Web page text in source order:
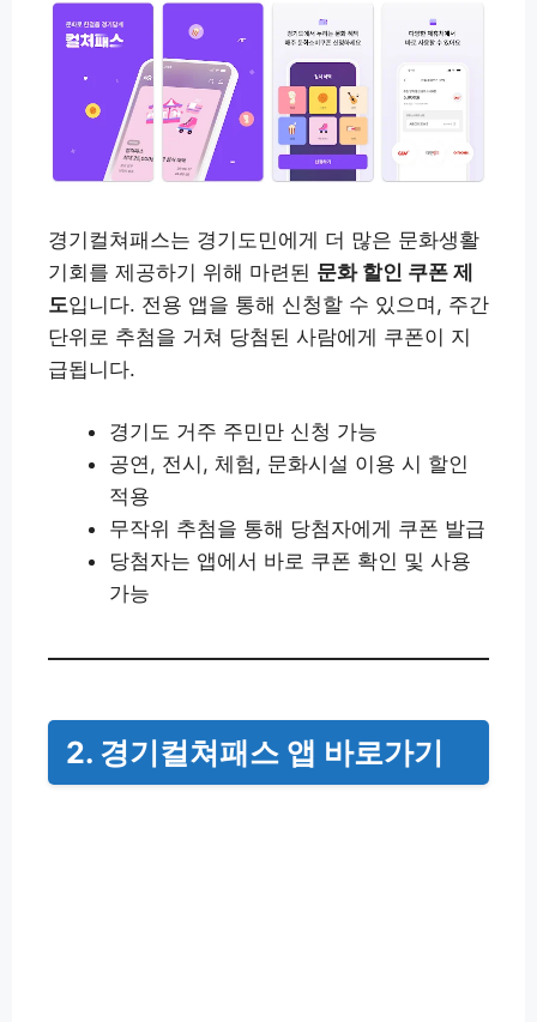
경기컬쳐패스는 경기도민에게 더 많은 문화생활
기회를 제공하기 위해 마련된 문화 할인 쿠폰 제
도입니다. 전용 앱을 통해 신청할 수 있으며, 주간
단위로 추첨을 거쳐 당첨된 사람에게 쿠폰이 지
급됩니다.
경기도 거주 주민만 신청 가능
공연, 전시, 체험, 문화시설 이용 시 할인
적용
무작위 추첨을 통해 당첨자에게 쿠폰 발급
당첨자는 앱에서 바로 쿠폰 확인 및 사용
가능
2. 경기컬쳐패스 앱 바로가기